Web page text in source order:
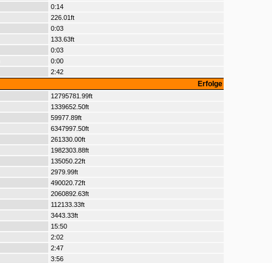
0:14
226.01ft
0:03
133.63ft
0:03
0:00
2:42
Erfolge
12795781.99ft
1339652.50ft
59977.89ft
6347997.50ft
261330.00ft
1982303.88ft
135050.22ft
2979.99ft
490020.72ft
2060892.63ft
112133.33ft
3443.33ft
15:50
2:02
2:47
3:56